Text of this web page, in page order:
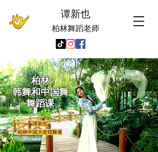
谭新也
柏林舞蹈老师
柏林
​韩舞和中国舞
​舞蹈课
谭新也
​柏林中国大使馆舞者